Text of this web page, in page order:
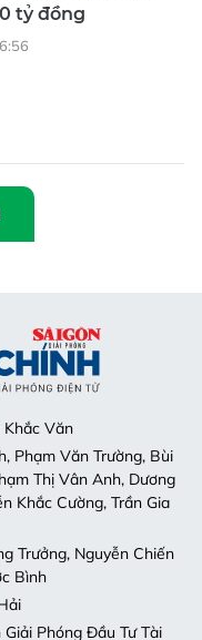
tỷ đồng
Khắc Văn
Phạm Văn Trường, Bùi
Thị Vân Anh, Dương
Khắc Cường, Trần Gia
Trưởng, Nguyễn Chiến
Bình
Phóng Đầu Tư Tài